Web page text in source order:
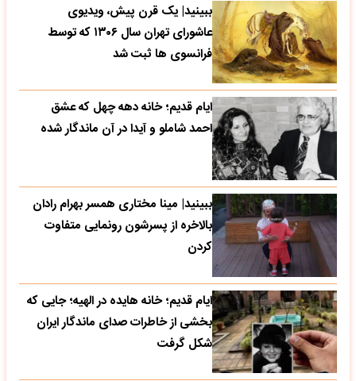
ببینید| یک قرن پیش، ویدیوی
عاشورای تهران سال ۱۳۰۶ که توسط
فرانسوی ها ثبت شد
ایام قدیم؛ خانه دهه چهل که عشق
احمد شاملو و آیدا در آن ماندگار شده
ببینید| مینا مختاری همسر بهرام رادان
بالاخره از پسرشون رونمایی متفاوت
کردن
ایام قدیم؛ خانه هایده در الهیه؛ جایی که
بخشی از خاطرات صدای ماندگار ایران
شکل گرفت